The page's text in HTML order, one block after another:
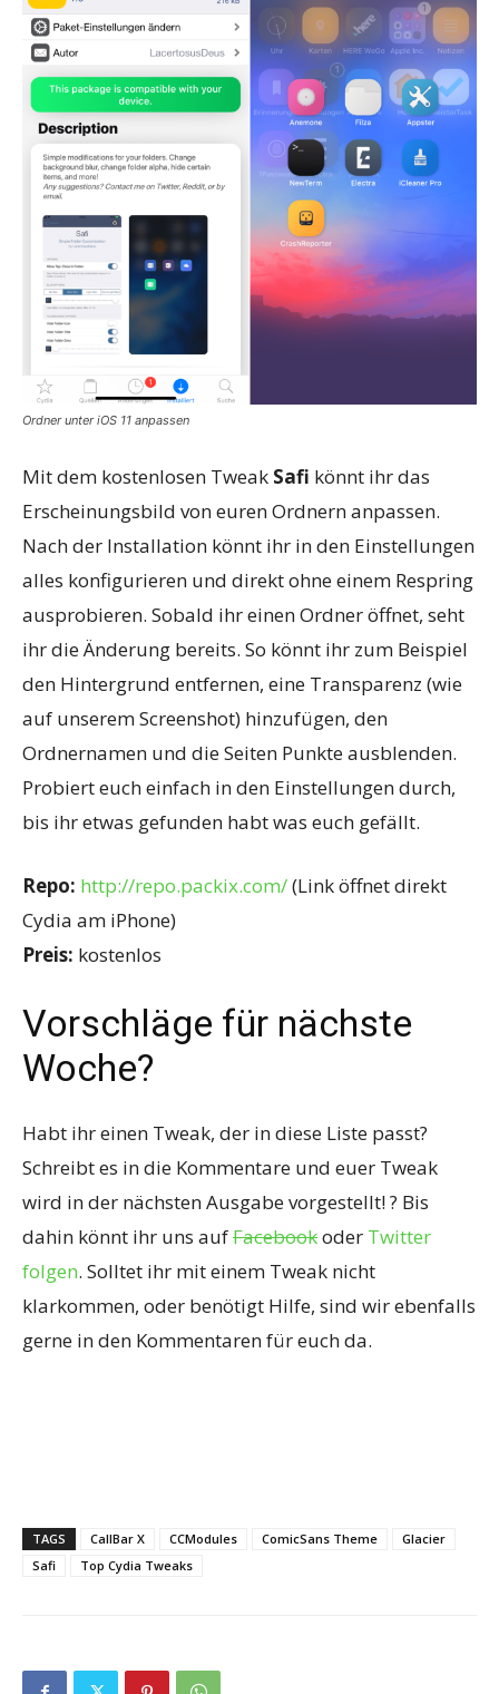
Ordner unter iOS 11 anpassen
Mit dem kostenlosen Tweak Safi könnt ihr das
Erscheinungsbild von euren Ordnern anpassen.
Nach der Installation könnt ihr in den Einstellungen
alles konfigurieren und direkt ohne einem Respring
ausprobieren. Sobald ihr einen Ordner öffnet, seht
ihr die Änderung bereits. So könnt ihr zum Beispiel
den Hintergrund entfernen, eine Transparenz (wie
auf unserem Screenshot) hinzufügen, den
Ordnernamen und die Seiten Punkte ausblenden.
Probiert euch einfach in den Einstellungen durch,
bis ihr etwas gefunden habt was euch gefällt.
Repo: http://repo.packix.com/(Link öffnet direkt
Cydia am iPhone)
Preis: kostenlos
Vorschläge für nächste
Woche?
Habt ihr einen Tweak, der in diese Liste passt?
Schreibt es in die Kommentare und euer Tweak
wird in der nächsten Ausgabe vorgestellt! ? Bis
dahin könnt ihr uns aufFacebookoder Twitter
folgen. Solltet ihr mit einem Tweak nicht
klarkommen, oder benötigt Hilfe, sind wir ebenfalls
gerne in den Kommentaren für euch da.
TAGS CallBar X CCModules ComicSans Theme
Glacier
Safi
Top Cydia Tweaks